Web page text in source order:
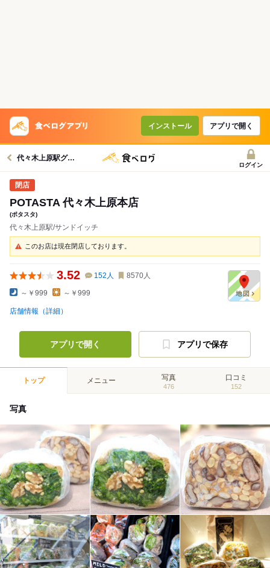
インストール アプリで開く
代々木上原駅グルメへ
ログイン
POTASTA 代々木上原本店
(ポタスタ)
代々木上原駅/サンドイッチ
このお店は現在閉店しております。
3.52 152 人 8570人
～￥999 ～￥999
店舗情報（詳細）
アプリで開く アプリで保存
トップ メニュー 写真
476
口コミ
152
写真